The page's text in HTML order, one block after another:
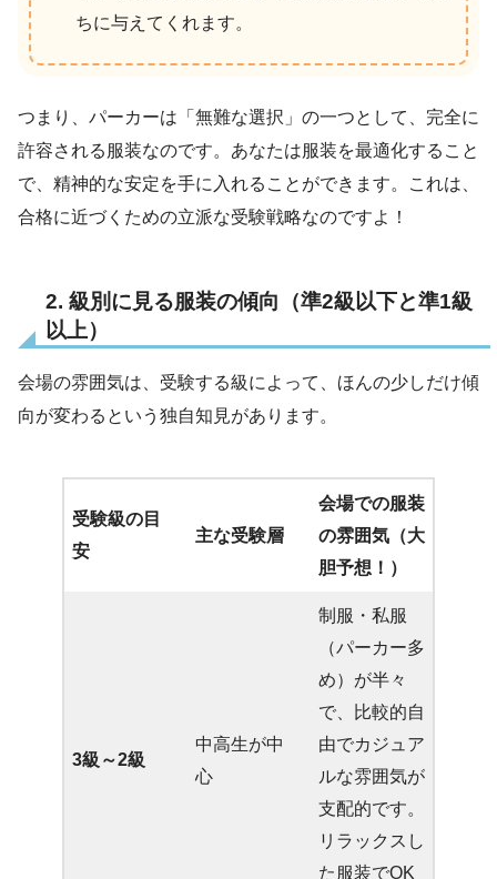
ちに与えてくれます。
つまり、パーカーは「無難な選択」の一つとして、完全に
許容される服装なのです。あなたは服装を最適化すること
で、精神的な安定を手に入れることができます。これは、
合格に近づくための立派な受験戦略なのですよ！
2. 級別に見る服装の傾向（準2級以下と準1級
以上）
会場の雰囲気は、受験する級によって、ほんの少しだけ傾
向が変わるという独自知見があります。
受験級の目
安
主な受験層
会場での服装
の雰囲気（大
胆予想！）
3級～2級
中高生が中
心
制服・私服
（パーカー多
め）が半々
で、比較的自
由でカジュア
ルな雰囲気が
支配的です。
リラックスし
た服装でOK